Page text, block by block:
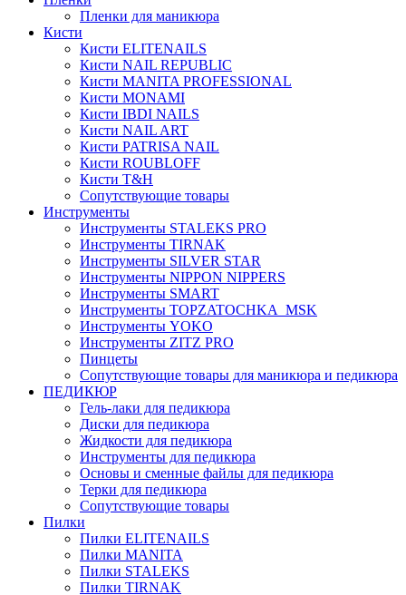
Пленки для маникюра
Кисти
Кисти ELITENAILS
Кисти NAIL REPUBLIC
Кисти MANITA PROFESSIONAL
Кисти MONAMI
Кисти IBDI NAILS
Кисти NAIL ART
Кисти PATRISA NAIL
Кисти ROUBLOFF
Кисти T&H
Сопутствующие товары
Инструменты
Инструменты STALEKS PRO
Инструменты TIRNAK
Инструменты SILVER STAR
Инструменты NIPPON NIPPERS
Инструменты SMART
Инструменты TOPZATOCHKA_MSK
Инструменты YOKO
Инструменты ZITZ PRO
Пинцеты
Сопутствующие товары для маникюра и педикюра
ПЕДИКЮР
Гель-лаки для педикюра
Диски для педикюра
Жидкости для педикюра
Инструменты для педикюра
Основы и сменные файлы для педикюра
Терки для педикюра
Сопутствующие товары
Пилки
Пилки ELITENAILS
Пилки MANITA
Пилки STALEKS
Пилки TIRNAK